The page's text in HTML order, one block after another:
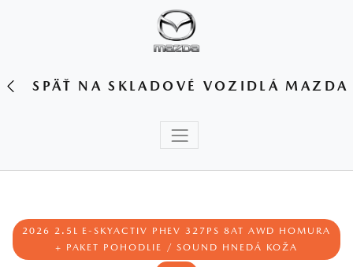
SPÄŤ NA SKLADOVÉ VOZIDLÁ MAZDA
2026 2.5L E-SKYACTIV PHEV 327PS 8AT AWD HOMURA
+ PAKET POHODLIE / SOUND HNEDÁ KOŽA